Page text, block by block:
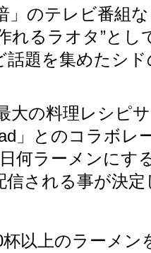
」のテレビ番組
れるラオタ”とし
話題を集めたシ
大の料理レシピ
」とのコラボレ
何ラーメンにす
信される事が決定
以上のラーメン